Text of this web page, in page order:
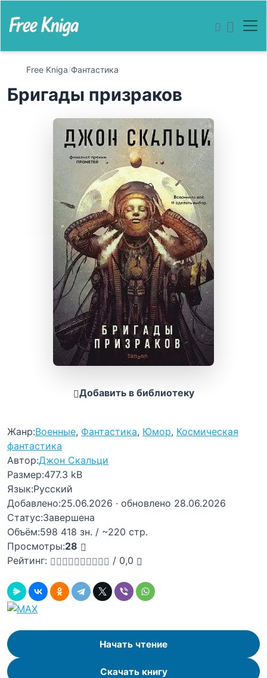
Free Kniga/Фантастика
Бригады призраков
Добавить в библиотеку
Жанр:Военные, Фантастика, Юмор, Космическая
фантастика
Автор:Джон Скальци
Размер:477.3 kB
Язык:Русский
Добавлено:25.06.2026 · обновлено 28.06.2026
Статус:Завершена
Объём:598 418 зн. / ~220 стр.
Просмотры:28
Рейтинг:
/ 0,0
Начать чтение
Скачать книгу